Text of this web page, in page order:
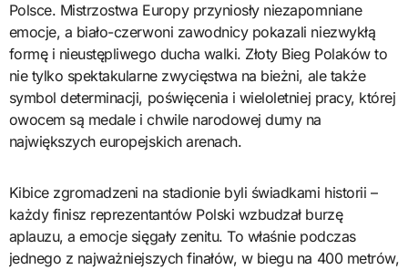
Polsce. Mistrzostwa Europy przyniosły niezapomniane
emocje, a biało-czerwoni zawodnicy pokazali niezwykłą
formę i nieustępliwego ducha walki. Złoty Bieg Polaków to
nie tylko spektakularne zwycięstwa na bieżni, ale także
symbol determinacji, poświęcenia i wieloletniej pracy, której
owocem są medale i chwile narodowej dumy na
największych europejskich arenach.
Kibice zgromadzeni na stadionie byli świadkami historii –
każdy finisz reprezentantów Polski wzbudzał burzę
aplauzu, a emocje sięgały zenitu. To właśnie podczas
jednego z najważniejszych finałów, w biegu na 400 metrów,